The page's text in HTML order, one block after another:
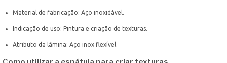
Material de fabricação: Aço inoxidável.
Indicação de uso: Pintura e criação de texturas.
Atributo da lâmina: Aço inox flexível.